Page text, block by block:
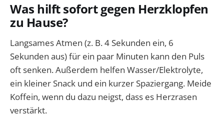
Was hilft sofort gegen Herzklopfen
zu Hause?
Langsames Atmen (z. B. 4 Sekunden ein, 6
Sekunden aus) für ein paar Minuten kann den Puls
oft senken. Außerdem helfen Wasser/Elektrolyte,
ein kleiner Snack und ein kurzer Spaziergang. Meide
Koffein, wenn du dazu neigst, dass es Herzrasen
verstärkt.